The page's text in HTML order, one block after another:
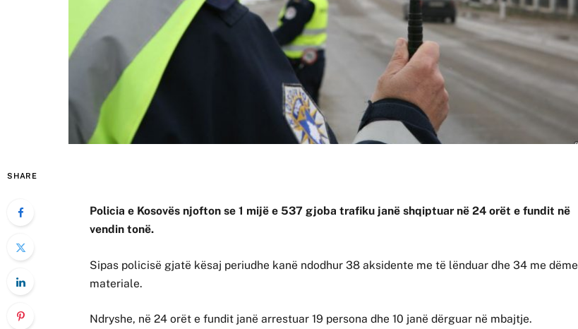
SHARE
Policia e Kosovës njofton se 1 mijë e 537 gjoba trafiku janë shqiptuar në 24 orët e fundit në
vendin tonë.
Sipas policisë gjatë kësaj periudhe kanë ndodhur 38 aksidente me të lënduar dhe 34 me dëme
materiale.
Ndryshe, në 24 orët e fundit janë arrestuar 19 persona dhe 10 janë dërguar në mbajtje.